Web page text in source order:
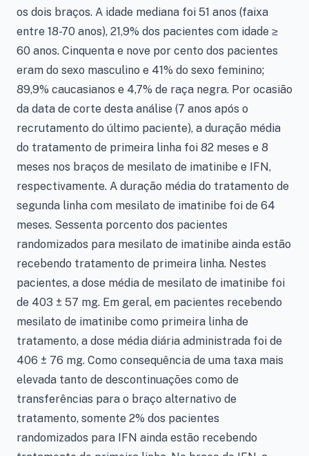
os dois braços. A idade mediana foi 51 anos (faixa
entre 18-70 anos), 21,9% dos pacientes com idade ≥
60 anos. Cinquenta e nove por cento dos pacientes
eram do sexo masculino e 41% do sexo feminino;
89,9% caucasianos e 4,7% de raça negra. Por ocasião
da data de corte desta análise (7 anos após o
recrutamento do último paciente), a duração média
do tratamento de primeira linha foi 82 meses e 8
meses nos braços de mesilato de imatinibe e IFN,
respectivamente. A duração média do tratamento de
segunda linha com mesilato de imatinibe foi de 64
meses. Sessenta porcento dos pacientes
randomizados para mesilato de imatinibe ainda estão
recebendo tratamento de primeira linha. Nestes
pacientes, a dose média de mesilato de imatinibe foi
de 403 ± 57 mg. Em geral, em pacientes recebendo
mesilato de imatinibe como primeira linha de
tratamento, a dose média diária administrada foi de
406 ± 76 mg. Como consequência de uma taxa mais
elevada tanto de descontinuações como de
transferências para o braço alternativo de
tratamento, somente 2% dos pacientes
randomizados para IFN ainda estão recebendo